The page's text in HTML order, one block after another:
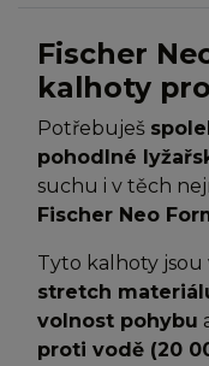
Fischer
kalhoty
Potřebuješ
pohodlné
suchu i v těch
Fischer Neo
Tyto kalhoty jsou
stretch
volnost pohybu
proti vodě (20